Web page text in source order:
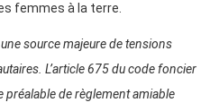
femmes à la terre.
source majeure de tensions
L’article 675 du code foncier
de règlement amiable